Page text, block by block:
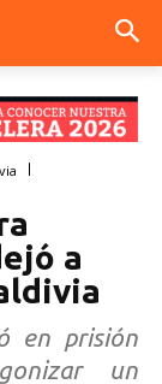
a
en prisión
un